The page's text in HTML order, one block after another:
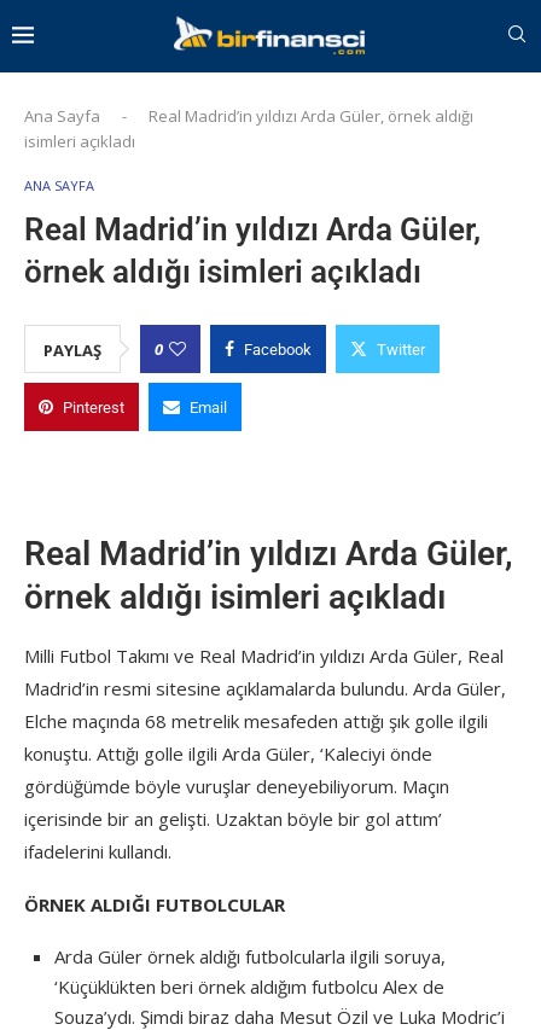
Ana Sayfa -
Real Madrid’in yıldızı Arda Güler, örnek aldığı
isimleri açıkladı
ANA SAYFA
Real Madrid’in yıldızı Arda Güler,
örnek aldığı isimleri açıkladı
PAYLAŞ 0 Facebook Twitter
Pinterest Email
Real Madrid’in yıldızı Arda Güler,
örnek aldığı isimleri açıkladı
Milli Futbol Takımı ve Real Madrid’in yıldızı Arda Güler, Real
Madrid’in resmi sitesine açıklamalarda bulundu. Arda Güler,
Elche maçında 68 metrelik mesafeden attığı şık golle ilgili
konuştu. Attığı golle ilgili Arda Güler, ‘Kaleciyi önde
gördüğümde böyle vuruşlar deneyebiliyorum. Maçın
içerisinde bir an gelişti. Uzaktan böyle bir gol attım’
ifadelerini kullandı.
ÖRNEK ALDIĞI FUTBOLCULAR
Arda Güler örnek aldığı futbolcularla ilgili soruya,
‘Küçüklükten beri örnek aldığım futbolcu Alex de
Souza’ydı. Şimdi biraz daha Mesut Özil ve Luka Modric’i